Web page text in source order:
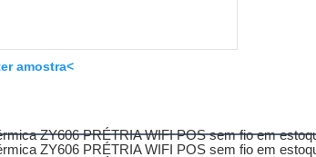
amostra<